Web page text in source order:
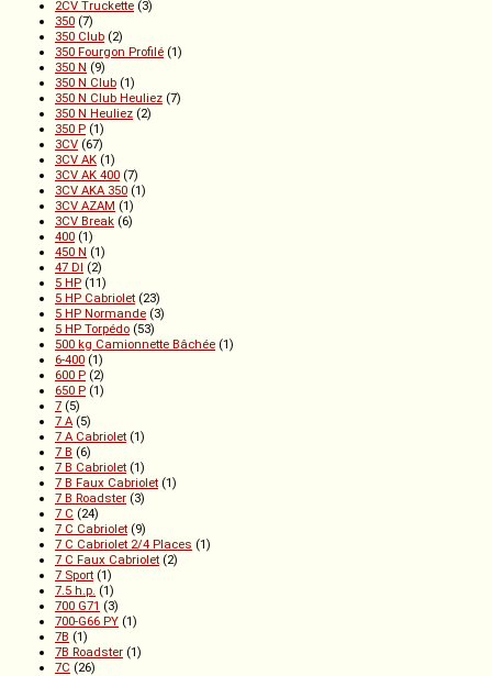
2CV Truckette (3)
350 (7)
350 Club (2)
350 Fourgon Profilé (1)
350 N (9)
350 N Club (1)
350 N Club Heuliez (7)
350 N Heuliez (2)
350 P (1)
3CV (67)
3CV AK (1)
3CV AK 400 (7)
3CV AKA 350 (1)
3CV AZAM (1)
3CV Break (6)
400 (1)
450 N (1)
47 DI (2)
5 HP (11)
5 HP Cabriolet (23)
5 HP Normande (3)
5 HP Torpédo (53)
500 kg Camionnette Bâchée (1)
6-400 (1)
600 P (2)
650 P (1)
7 (5)
7 A (5)
7 A Cabriolet (1)
7 B (6)
7 B Cabriolet (1)
7 B Faux Cabriolet (1)
7 B Roadster (3)
7 C (24)
7 C Cabriolet (9)
7 C Cabriolet 2/4 Places (1)
7 C Faux Cabriolet (2)
7 Sport (1)
7.5 h.p. (1)
700 G71 (3)
700-G66 PY (1)
7B (1)
7B Roadster (1)
7C (26)